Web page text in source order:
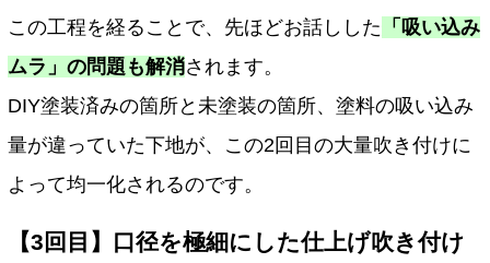
この工程を経ることで、先ほどお話しした 「吸い込み
ムラ」の問題も解消されます。
DIY塗装済みの箇所と未塗装の箇所、塗料の吸い込み
量が違っていた下地が、この2回目の大量吹き付けに
よって均一化されるのです。
【3回目】口径を極細にした仕上げ吹き付け